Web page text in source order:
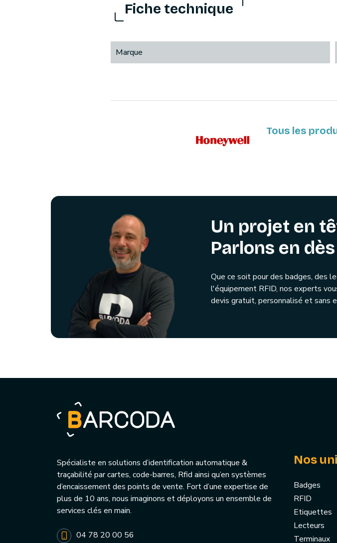
Fiche technique
Marque
Tous les
Un projet en
Parlons en
Que ce soit pour des badges, des
l'équipement RFID, nos experts
devis gratuit, personnalisé et sans
Spécialiste en solutions d’identification automatique &
traçabilité par cartes, code-barres, Rfid ainsi qu’en systèmes
d’encaissement des points de vente. Fort d’une expertise de
plus de 10 ans, nous imaginons et déployons un ensemble de
services clés en main.
04 78 20 00 56
Nos
Badges
RFID
Etiquettes
Lecteurs
Terminaux